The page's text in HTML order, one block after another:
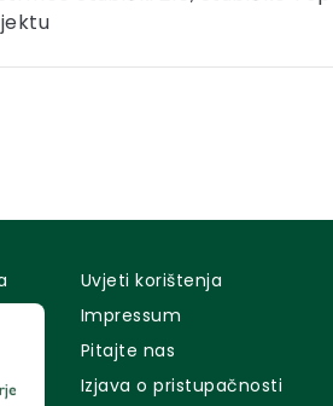
Uvjeti korištenja
Impressum
Pitajte nas
Izjava o pristupačnosti